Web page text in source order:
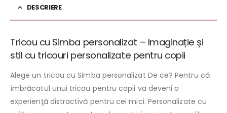
DESCRIERE
Tricou cu Simba personalizat – Imaginație și
stil cu tricouri personalizate pentru copii
Alege un tricou cu Simba personalizat De ce? Pentru că
îmbrăcatul unui tricou pentru copii va deveni o
experienţă distractivă pentru cei mici. Personalizate cu